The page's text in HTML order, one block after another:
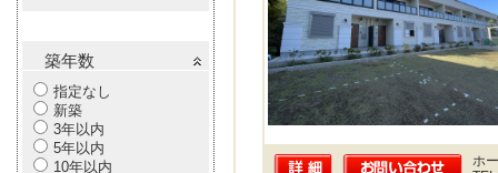
築年数
指定なし
新築
3年以内
5年以内
10年以内
ホ